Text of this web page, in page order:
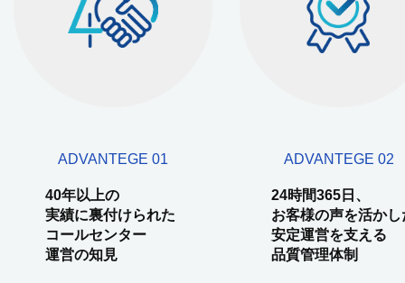
ADVANTEGE 01
40年以上の
実績に裏付けられた
コールセンター
運営の知見
ADVANTEGE 02
24時間365日、
お客様の声を活かし
安定運営を支える
品質管理体制